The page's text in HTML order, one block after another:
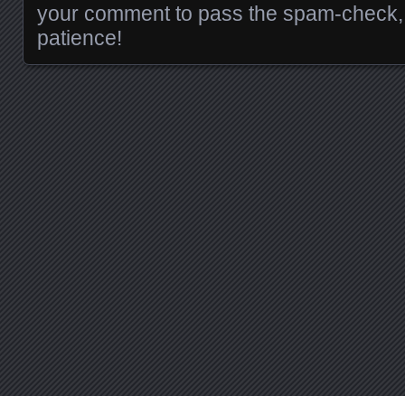
your comment to pass the spam-
patience!